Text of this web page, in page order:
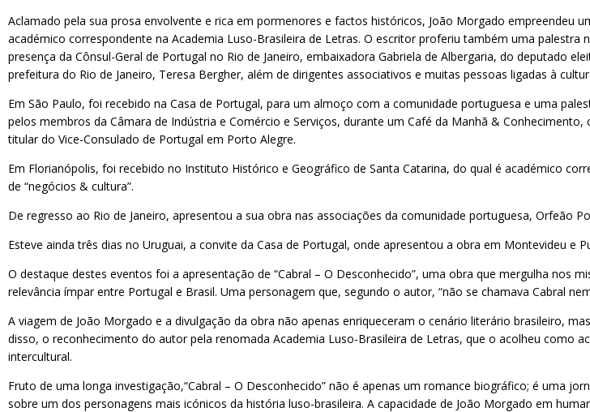
Aclamado pela sua prosa envolvente e rica em pormenores e factos históricos, João Morgado empreendeu
académico correspondente na Academia Luso-Brasileira de Letras. O escritor proferiu também uma palestra
presença da Cônsul-Geral de Portugal no Rio de Janeiro, embaixadora Gabriela de Albergaria, do deputado
prefeitura do Rio de Janeiro, Teresa Bergher, além de dirigentes associativos e muitas pessoas ligadas à
Em São Paulo, foi recebido na Casa de Portugal, para um almoço com a comunidade portuguesa e uma
pelos membros da Câmara de Indústria e Comércio e Serviços, durante um Café da Manhã &
titular do Vice-Consulado de Portugal em Porto Alegre.
Em Florianópolis, foi recebido no Instituto Histórico e Geográfico de Santa Catarina, do qual é académico
de “negócios & cultura”.
De regresso ao Rio de Janeiro, apresentou a sua obra nas associações da comunidade portuguesa, Orfeão
Esteve ainda três dias no Uruguai, a convite da Casa de Portugal, onde apresentou a obra em Montevideu e
O destaque destes eventos foi a apresentação de “Cabral – O Desconhecido”, uma obra que mergulha nos
relevância ímpar entre Portugal e Brasil. Uma personagem que, segundo o autor, “não se chamava Cabral
A viagem de João Morgado e a divulgação da obra não apenas enriqueceram o cenário literário brasileiro,
disso, o reconhecimento do autor pela renomada Academia Luso-Brasileira de Letras, que o acolheu como
intercultural.
Fruto de uma longa investigação,“Cabral – O Desconhecido” não é apenas um romance biográfico; é uma
sobre um dos personagens mais icónicos da história luso-brasileira. A capacidade de João Morgado em